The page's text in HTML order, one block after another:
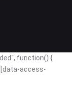
function() {
access-